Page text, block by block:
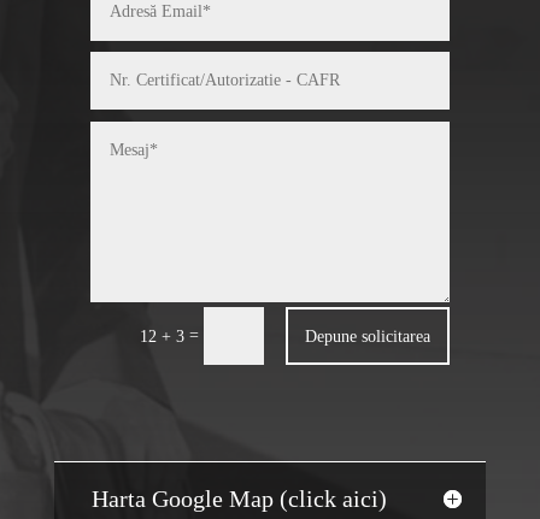
12 + 3 = Depune solicitarea
Harta Google Map (click aici)